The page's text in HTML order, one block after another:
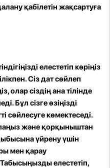
қабілетін жақсартуға
елестетіп көріңіз
Сіз дат сөйлеп
олар сіздің ана тілінде
Бұл сізге өзіңізді
сөйлесуге көмектеседі.
және қорқыныштан
үйрену үшін
мен қарау
елестетіп,